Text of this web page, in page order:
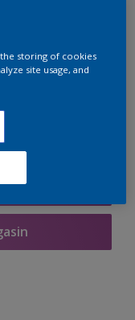
the storing of cookies
site usage, and